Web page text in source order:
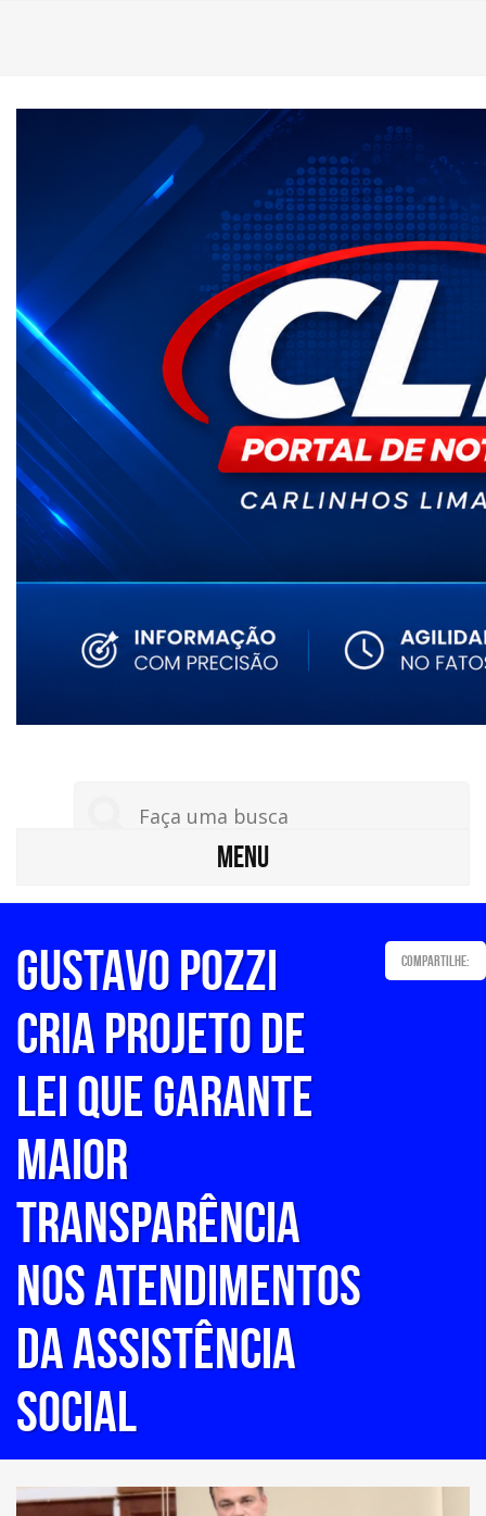
MENU
Gustavo Pozzi
cria projeto de
lei que garante
maior
transparência
nos atendimentos
da Assistência
Social
Compartilhe: